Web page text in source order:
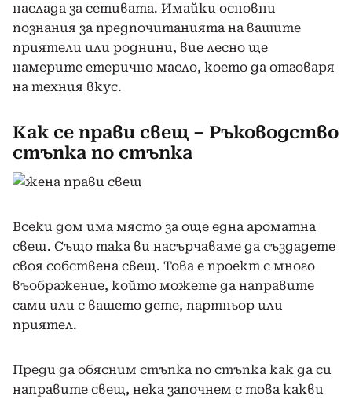
наслада за сетивата. Имайки основни
познания за предпочитанията на вашите
приятели или роднини, вие лесно ще
намерите етерично масло, което да отговаря
на техния вкус.
Как се прави свещ – Ръководство
стъпка по стъпка
Всеки дом има място за още една ароматна
свещ. Също така ви насърчаваме да създадете
своя собствена свещ. Това е проект с много
въображение, който можете да направите
сами или с вашето дете, партньор или
приятел.
Преди да обясним стъпка по стъпка как да си
направите свещ, нека започнем с това какви